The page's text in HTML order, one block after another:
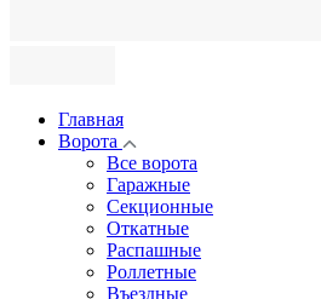
Главная
Ворота
Все ворота
Гаражные
Секционные
Откатные
Распашные
Роллетные
Въездные